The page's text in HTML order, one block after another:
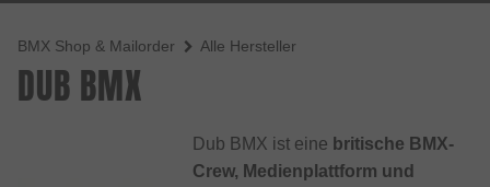
BMX Shop & Mailorder Alle Hersteller
DUB BMX
Dub BMX ist eine britische BMX-
Crew, Medienplattform und